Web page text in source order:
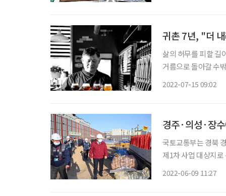
귀촌 7년, "더
삶의 허무를 피할 길
거름으로 돌아갈 수
2022-07-15 09:02
경주·의성·장
국토교통부는 경북
제1차 사업 대상지
2022-06-09 11:27